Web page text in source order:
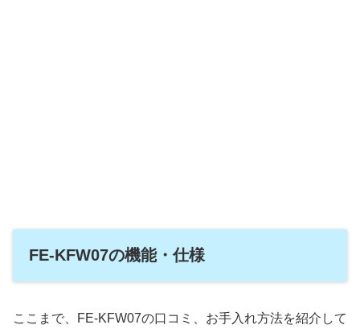
FE-KFW07の機能・仕様
ここまで、FE-KFW07の口コミ、お手入れ方法を紹介して